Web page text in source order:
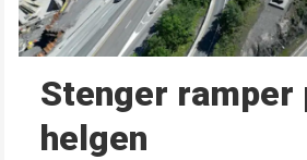
Stenger ramper
helgen